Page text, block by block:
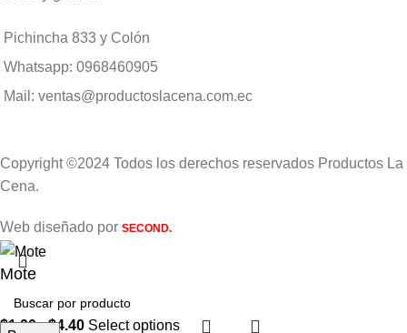
Pichincha 833 y Colón
Whatsapp: 0968460905
Mail: ventas@productoslacena.com.ec
Copyright ©2024 Todos los derechos reservados Productos La
Cena.
Web diseñado por SECOND.
Mote
$1.00 - $4.40 Select options